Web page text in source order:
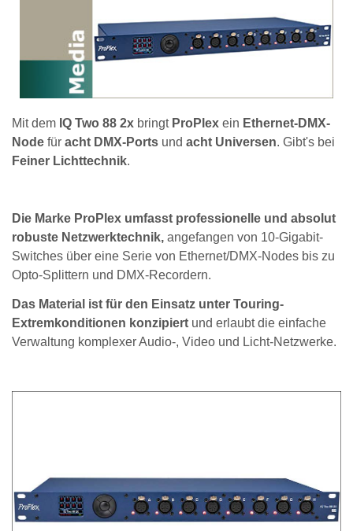
Mit dem IQ Two 88 2x bringt ProPlex ein Ethernet-DMX-
Node für acht DMX-Ports und acht Universen. Gibt's bei
Feiner Lichttechnik.
Die Marke ProPlex umfasst professionelle und absolut
robuste Netzwerktechnik, angefangen von 10-Gigabit-
Switches über eine Serie von Ethernet/DMX-Nodes bis zu
Opto-Splittern und DMX-Recordern.
Das Material ist für den Einsatz unter Touring-
Extremkonditionen konzipiert und erlaubt die einfache
Verwaltung komplexer Audio-, Video und Licht-Netzwerke.